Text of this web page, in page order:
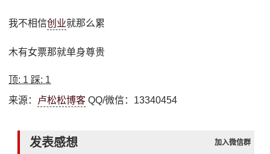
我不相信创业就那么累
木有女票那就单身尊贵
顶: 1 踩: 1
来源： 卢松松博客 QQ/微信：13340454
发表感想 加入微信群